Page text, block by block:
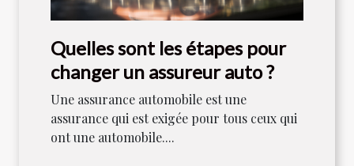
Quelles sont les étapes pour
changer un assureur auto ?
Une assurance automobile est une
assurance qui est exigée pour tous ceux qui
ont une automobile....